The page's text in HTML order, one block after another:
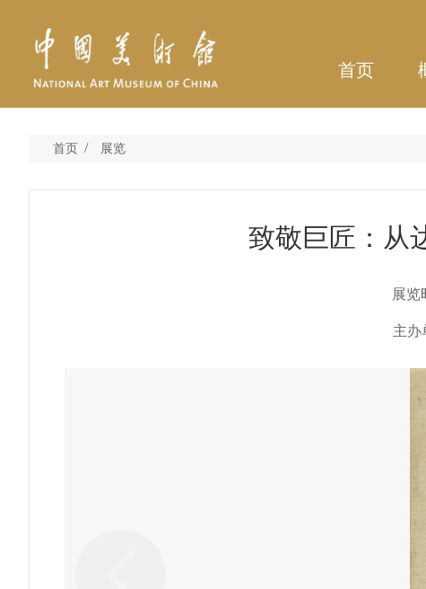
首页
首页 / 展览
致敬巨匠：从
展览
主办